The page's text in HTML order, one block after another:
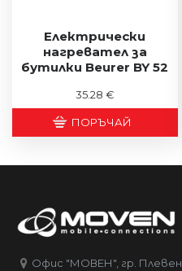
Електрически
нагревател за
бутилки Beurer BY 52
35.28 €
ПОРЪЧАЙ
Офис "МОВЕН", гр. Плевен